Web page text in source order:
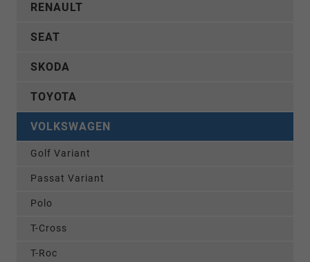
RENAULT
SEAT
SKODA
TOYOTA
VOLKSWAGEN
Golf Variant
Passat Variant
Polo
T-Cross
T-Roc